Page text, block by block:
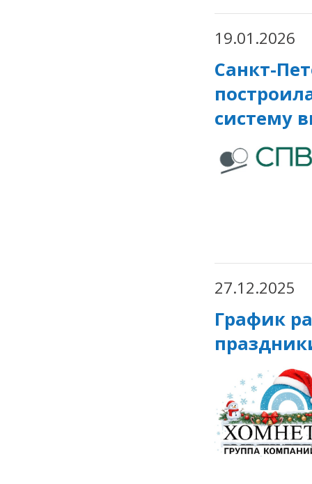
19.01.2026
Санкт-
систему
27.12.2025
График